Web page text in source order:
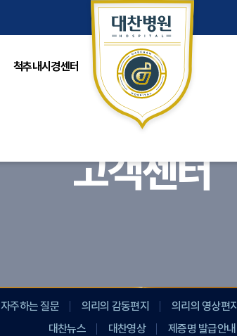
척추내시경센터 스포츠메디컬센터
고객센터
자주하는 질문 의리의 감동편지 의리의 영상편지
대찬뉴스
대찬영상 제증명 발급안내